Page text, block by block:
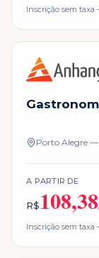
Inscrição sem
Porto Alegre —
A PARTIR DE
R$108,38
Inscrição sem